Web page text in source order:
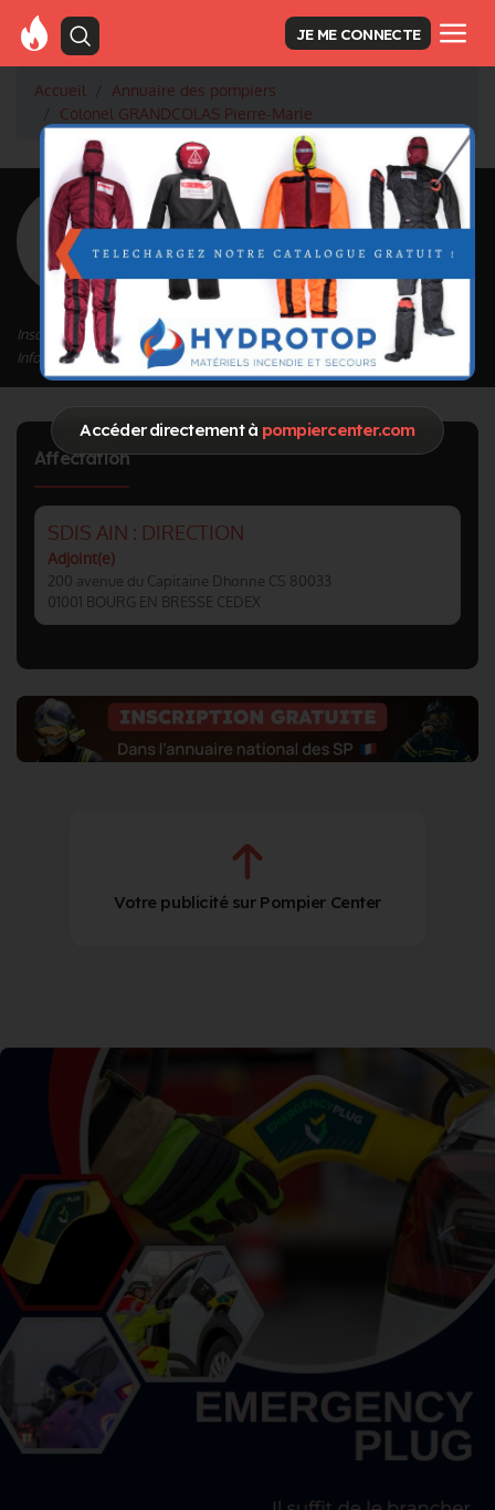
Accéder directement à pompiercenter.com
JE ME CONNECTE
Accueil
Annuaire des pompiers
Colonel GRANDCOLAS Pierre-Marie
<Retour à la liste des pompiers
GRANDCOLAS
Pierre-Marie
Inscrit depuis le 10/05/2024 à 12:11
Informations mises à jour le 10/05/2024 à 12:11
Affectation
SDIS AIN : DIRECTION
Adjoint(e)
200 avenue du Capitaine Dhonne CS 80033
01001 BOURG EN BRESSE CEDEX
Votre publicité sur Pompier Center